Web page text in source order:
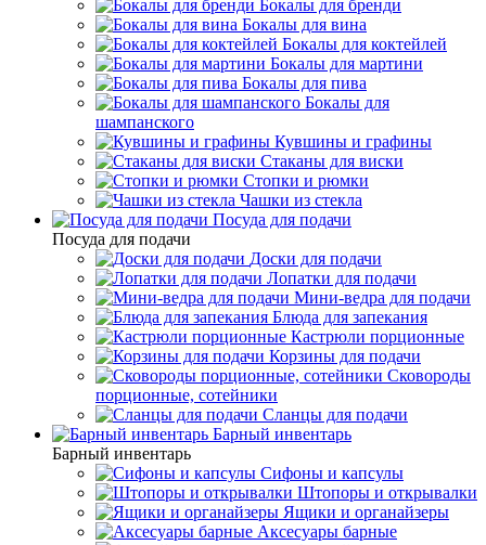
Бокалы для бренди
Бокалы для вина
Бокалы для коктейлей
Бокалы для мартини
Бокалы для пива
Бокалы для
шампанского
Кувшины и графины
Стаканы для виски
Стопки и рюмки
Чашки из стекла
Посуда для подачи
Посуда для подачи
Доски для подачи
Лопатки для подачи
Мини-ведра для подачи
Блюда для запекания
Кастрюли порционные
Корзины для подачи
Сковороды
порционные, сотейники
Сланцы для подачи
Барный инвентарь
Барный инвентарь
Сифоны и капсулы
Штопоры и открывалки
Ящики и органайзеры
Аксесуары барные